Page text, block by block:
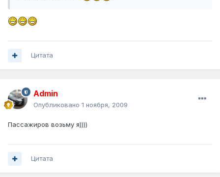
Цитата
Admin
Опубликовано 1 ноября, 2009
Пассажиров возьму я))))
Цитата